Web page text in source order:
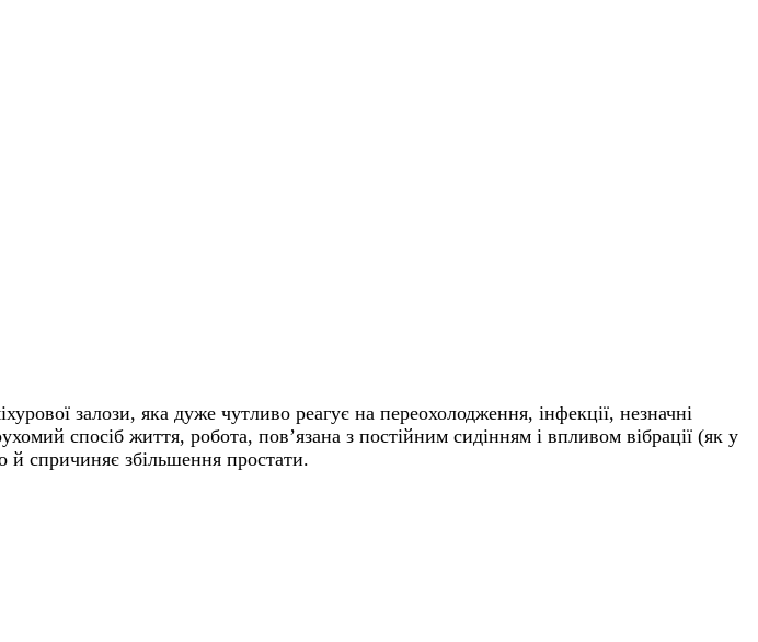
залози, яка дуже чутливо реагує на переохолодження, інфекції, незначні
спосіб життя, робота, пов’язана з постійним сидінням і впливом вібрації (як у
й спричиняє збільшення простати.